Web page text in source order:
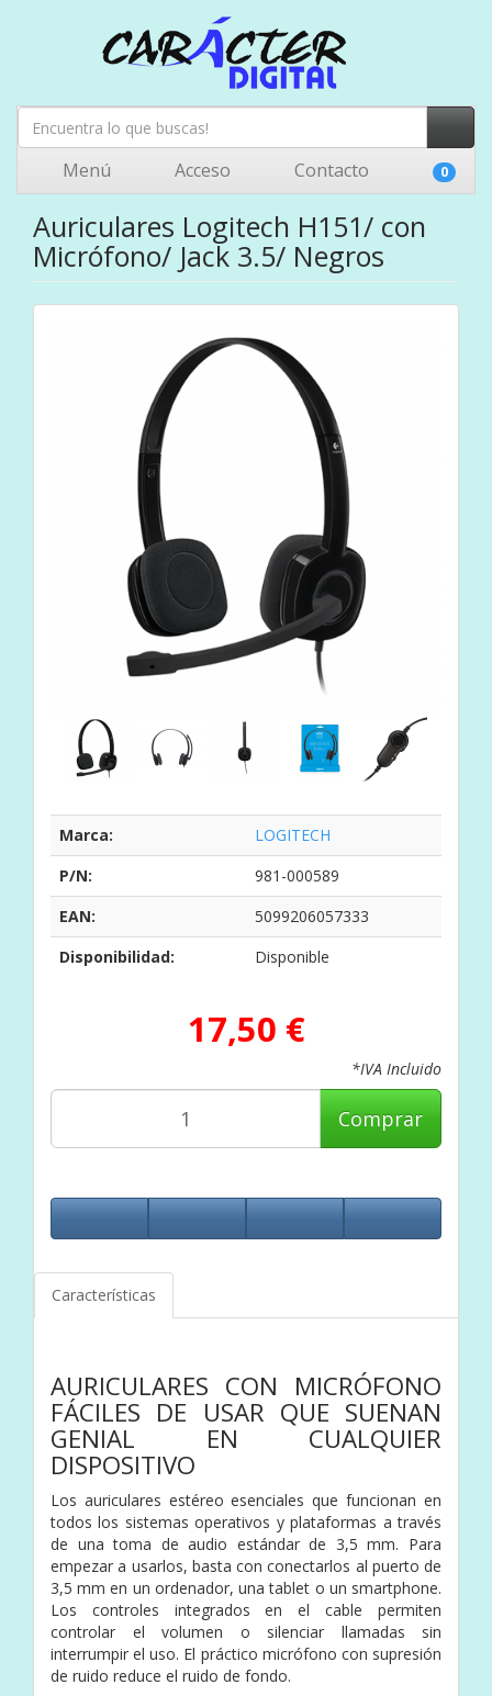
Menú Acceso Contacto 0
Auriculares Logitech H151/ con
Micrófono/ Jack 3.5/ Negros
Marca:
LOGITECH
P/N:
981-000589
EAN:
5099206057333
Disponibilidad:
Disponible
17,50 €
*IVA Incluido
Comprar
Características
AURICULARES CON MICRÓFONO
FÁCILES DE USAR QUE SUENAN
GENIAL EN CUALQUIER
DISPOSITIVO
Los auriculares estéreo esenciales que funcionan en
todos los sistemas operativos y plataformas a través
de una toma de audio estándar de 3,5 mm. Para
empezar a usarlos, basta con conectarlos al puerto de
3,5 mm en un ordenador, una tablet o un smartphone.
Los controles integrados en el cable permiten
controlar el volumen o silenciar llamadas sin
interrumpir el uso. El práctico micrófono con supresión
de ruido reduce el ruido de fondo.